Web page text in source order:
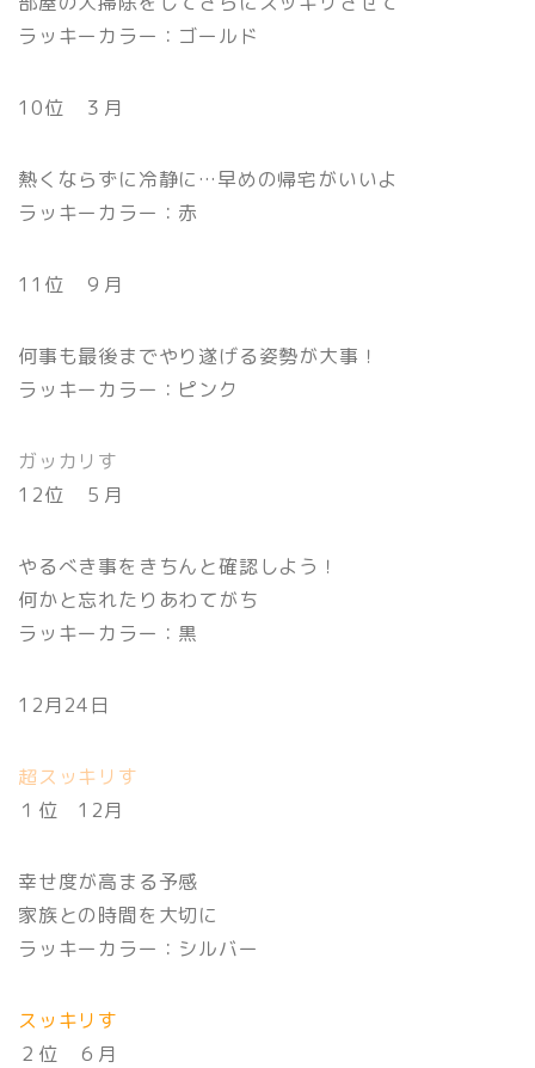
ラッキーカラー：ゴールド
10位 ３月
熱くならずに冷静に…早めの帰宅がいいよ
ラッキーカラー：赤
11位 ９月
何事も最後までやり遂げる姿勢が大事！
ラッキーカラー：ピンク
ガッカリす
12位 ５月
やるべき事をきちんと確認しよう！
何かと忘れたりあわてがち
ラッキーカラー：黒
12月24日
超スッキリす
１位 12月
幸せ度が高まる予感
家族との時間を大切に
ラッキーカラー：シルバー
スッキリす
２位 ６月